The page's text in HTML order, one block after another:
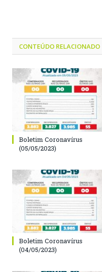
CONTEÚDO RELACIONADO
Boletim Coronavírus
(05/05/2023)
Boletim Coronavírus
(04/05/2023)